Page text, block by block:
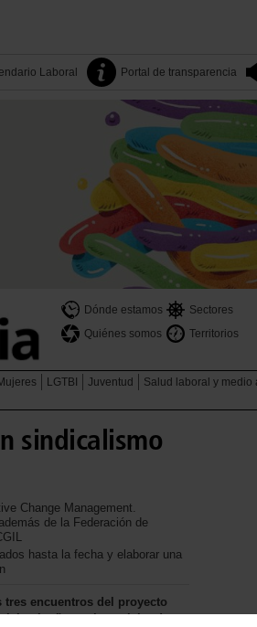
Laboral Portal de transparencia
Dónde estamos Sectores
Quiénes somos
Territorios
LGTBI Juventud Salud laboral y medio
sindicalismo
Change Management.
de la Federación de
hasta la fecha y elaborar una
encuentros del proyecto
tras los celebrados